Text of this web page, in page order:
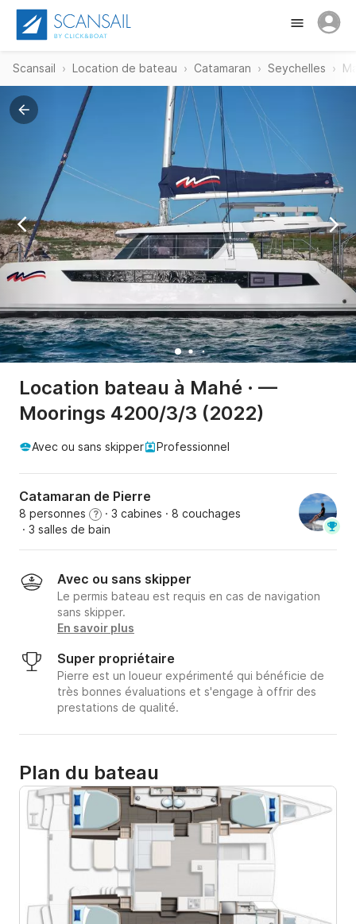
Scansail Location de bateau Catamaran Seychelles
Location bateau à Mahé · —
Moorings 4200/3/3 (2022)
Avec ou sans skipper Professionnel
Catamaran de Pierre
8 personnes ? · 3 cabines · 8 couchages
· 3 salles de bain
Avec ou sans skipper
Le permis bateau est requis en cas de navigation
sans skipper.
En savoir plus
Super propriétaire
Pierre est un loueur expérimenté qui bénéficie de
très bonnes évaluations et s'engage à offrir des
prestations de qualité.
Plan du bateau